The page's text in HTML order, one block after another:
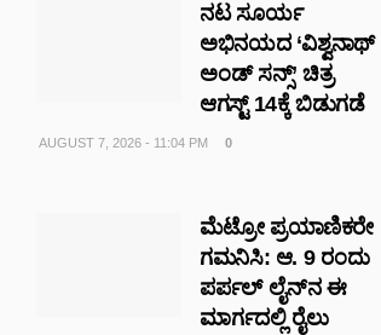
ನಟ ಸೂರ್ಯ
ಅಭಿನಯದ ‘ವಿಶ್ವನಾಥ್
ಅಂಡ್ ಸನ್ಸ್’ ಚಿತ್ರ
ಆಗಸ್ಟ್ 14ಕ್ಕೆ ಬಿಡುಗಡೆ
AUGUST 7, 2026 - 11:04 PM 0
ಮೆಟ್ರೋ ಪ್ರಯಾಣಿಕರೇ
ಗಮನಿಸಿ: ಆ. 9 ರಂದು
ಪರ್ಪಲ್ ಲೈನ್‌ನ ಈ
ಮಾರ್ಗದಲ್ಲಿ ರೈಲು